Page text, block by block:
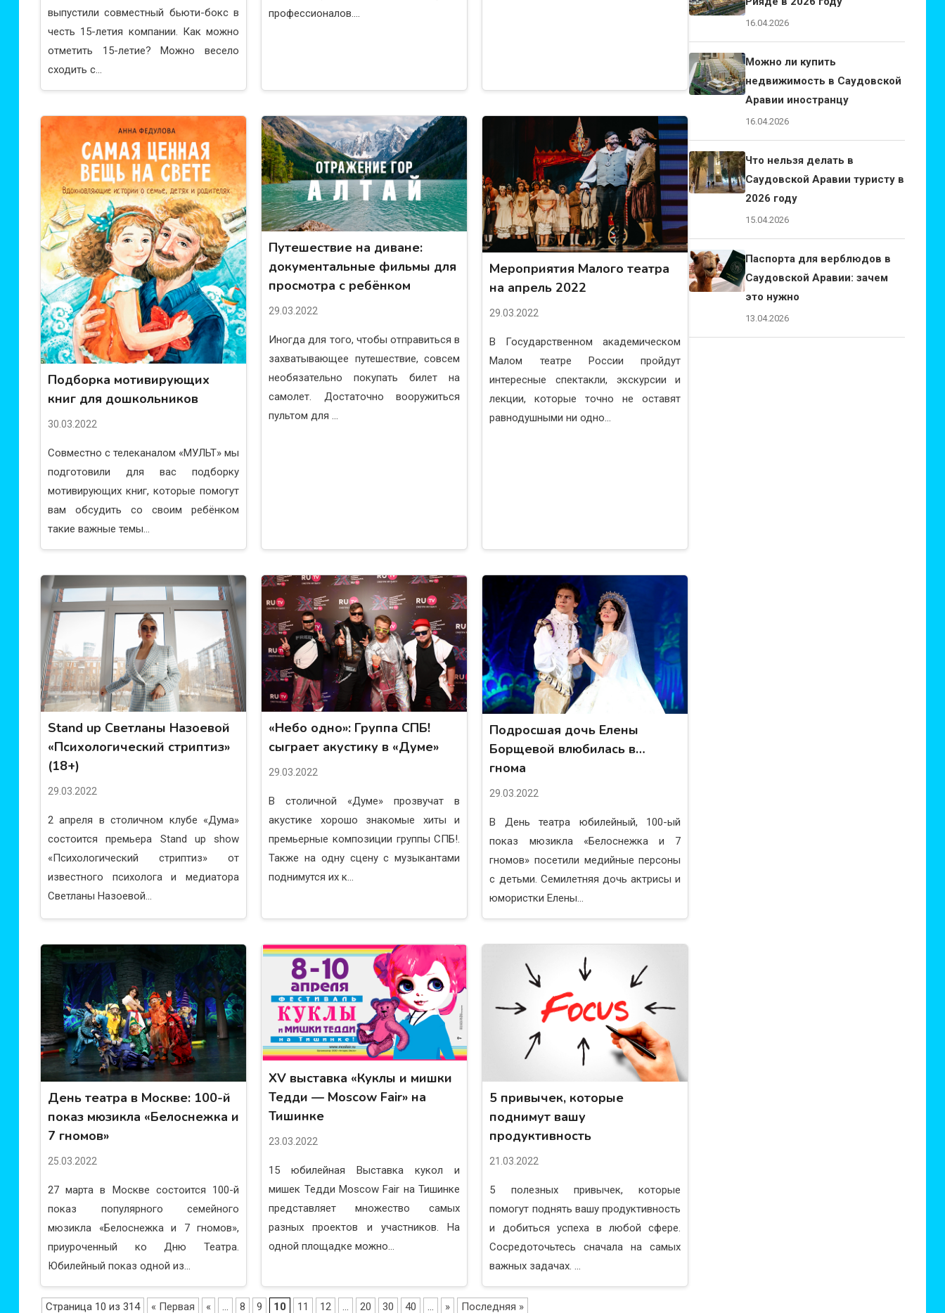
выпустили совместный бьюти-бокс в
честь 15-летия компании. Как можно
отметить 15-летие? Можно весело
сходить с...
профессионалов....
Подборка мотивирующих
книг для дошкольников
30.03.2022
Совместно с телеканалом «МУЛЬТ» мы
подготовили для вас подборку
мотивирующих книг, которые помогут
вам обсудить со своим ребёнком
такие важные темы...
Путешествие на диване:
документальные фильмы для
просмотра с ребёнком
29.03.2022
Иногда для того, чтобы отправиться в
захватывающее путешествие, совсем
необязательно покупать билет на
самолет. Достаточно вооружиться
пультом для ...
Мероприятия Малого театра
на апрель 2022
29.03.2022
В Государственном академическом
Малом театре России пройдут
интересные спектакли, экскурсии и
лекции, которые точно не оставят
равнодушными ни одно...
Stand up Светланы Назоевой
«Психологический стриптиз»
(18+)
29.03.2022
2 апреля в столичном клубе «Дума»
состоится премьера Stand up show
«Психологический стриптиз» от
известного психолога и медиатора
Светланы Назоевой...
«Небо одно»: Группа СПБ!
сыграет акустику в «Думе»
29.03.2022
В столичной «Думе» прозвучат в
акустике хорошо знакомые хиты и
премьерные композиции группы СПБ!.
Также на одну сцену с музыкантами
поднимутся их к...
Подросшая дочь Елены
Борщевой влюбилась в…
гнома
29.03.2022
В День театра юбилейный, 100-ый
показ мюзикла «Белоснежка и 7
гномов» посетили медийные персоны
с детьми. Семилетняя дочь актрисы и
юмористки Елены...
День театра в Москве: 100-й
показ мюзикла «Белоснежка и
7 гномов»
25.03.2022
27 марта в Москве состоится 100-й
показ популярного семейного
мюзикла «Белоснежка и 7 гномов»,
приуроченный ко Дню Театра.
Юбилейный показ одной из...
XV выставка «Куклы и мишки
Тедди — Moscow Fair» на
Тишинке
23.03.2022
15 юбилейная Выставка кукол и
мишек Тедди Moscow Fair на Тишинке
представляет множество самых
разных проектов и участников. На
одной площадке можно...
5 привычек, которые
поднимут вашу
продуктивность
21.03.2022
5 полезных привычек, которые
помогут поднять вашу продуктивность
и добиться успеха в любой сфере.
Сосредоточьтесь сначала на самых
важных задачах. ...
Страница 10 из 314 « Первая « ... 8 9 10 11 12 ... 20 30 40 ... » Последняя »
16.04.2026
Можно ли купить
недвижимость в Саудовской
Аравии иностранцу
16.04.2026
Что нельзя делать в
Саудовской Аравии туристу в
2026 году
15.04.2026
Паспорта для верблюдов в
Саудовской Аравии: зачем
это нужно
13.04.2026